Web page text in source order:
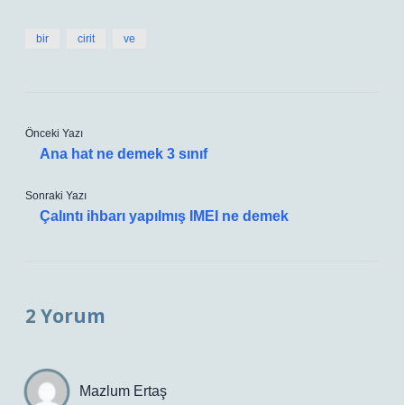
bir cirit ve
Önceki Yazı
Ana hat ne demek 3 sınıf
Sonraki Yazı
Çalıntı ihbarı yapılmış IMEI ne demek
2 Yorum
Mazlum Ertaş